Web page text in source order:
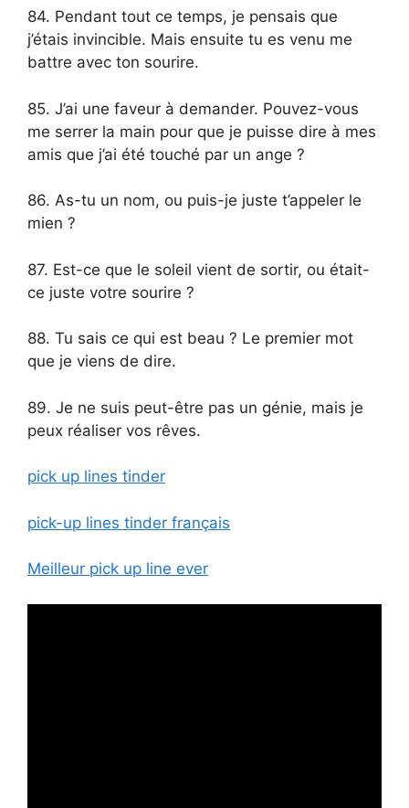
84. Pendant tout ce temps, je pensais que
j’étais invincible. Mais ensuite tu es venu me
battre avec ton sourire.
85. J’ai une faveur à demander. Pouvez-vous
me serrer la main pour que je puisse dire à mes
amis que j’ai été touché par un ange ?
86. As-tu un nom, ou puis-je juste t’appeler le
mien ?
87. Est-ce que le soleil vient de sortir, ou était-
ce juste votre sourire ?
88. Tu sais ce qui est beau ? Le premier mot
que je viens de dire.
89. Je ne suis peut-être pas un génie, mais je
peux réaliser vos rêves.
pick up lines tinder
pick-up lines tinder français
Meilleur pick up line ever